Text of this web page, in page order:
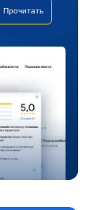
Прочитать